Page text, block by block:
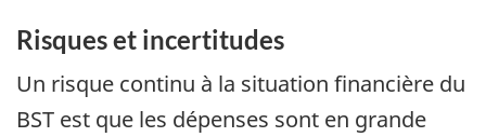
Risques et incertitudes
Un risque continu à la situation financière du
BST est que les dépenses sont en grande